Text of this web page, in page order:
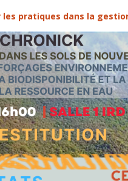
pratiques dans la